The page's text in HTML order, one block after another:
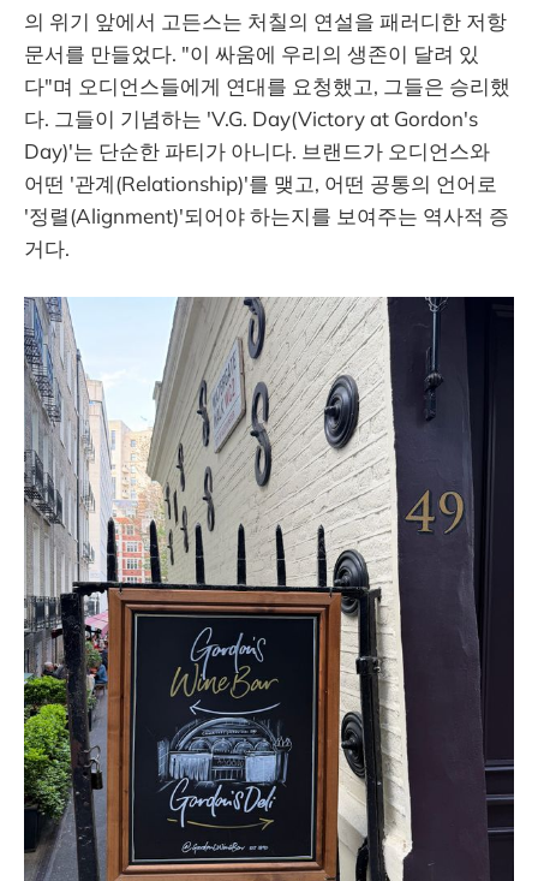
의 위기 앞에서 고든스는 처칠의 연설을 패러디한 저항
문서를 만들었다. "이 싸움에 우리의 생존이 달려 있
다"며 오디언스들에게 연대를 요청했고, 그들은 승리했
다. 그들이 기념하는 'V.G. Day(Victory at Gordon's
Day)'는 단순한 파티가 아니다. 브랜드가 오디언스와
어떤 '관계(Relationship)'를 맺고, 어떤 공통의 언어로
'정렬(Alignment)'되어야 하는지를 보여주는 역사적 증
거다.